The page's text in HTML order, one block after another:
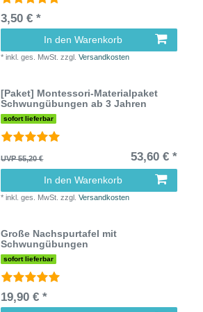
3,50 € *
In den Warenkorb
*inkl. ges. MwSt. zzgl.Versandkosten
[Paket] Montessori-Materialpaket
Schwungübungen ab 3 Jahren
sofort lieferbar
UVP 55,20 € 53,60 € *
In den Warenkorb
*inkl. ges. MwSt. zzgl.Versandkosten
Große Nachspurtafel mit
Schwungübungen
sofort lieferbar
19,90 € *